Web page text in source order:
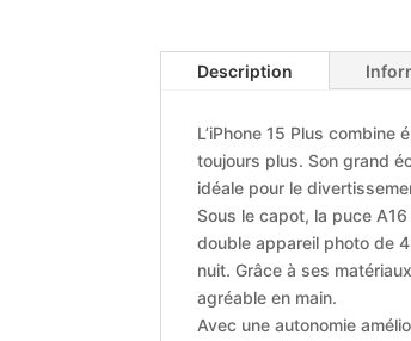
Description
L’iPhone 15 Plus
toujours plus. Son grand
idéale pour le
Sous le capot, la puce
double appareil photo de
nuit. Grâce à ses
agréable en main.
Avec une autonomie